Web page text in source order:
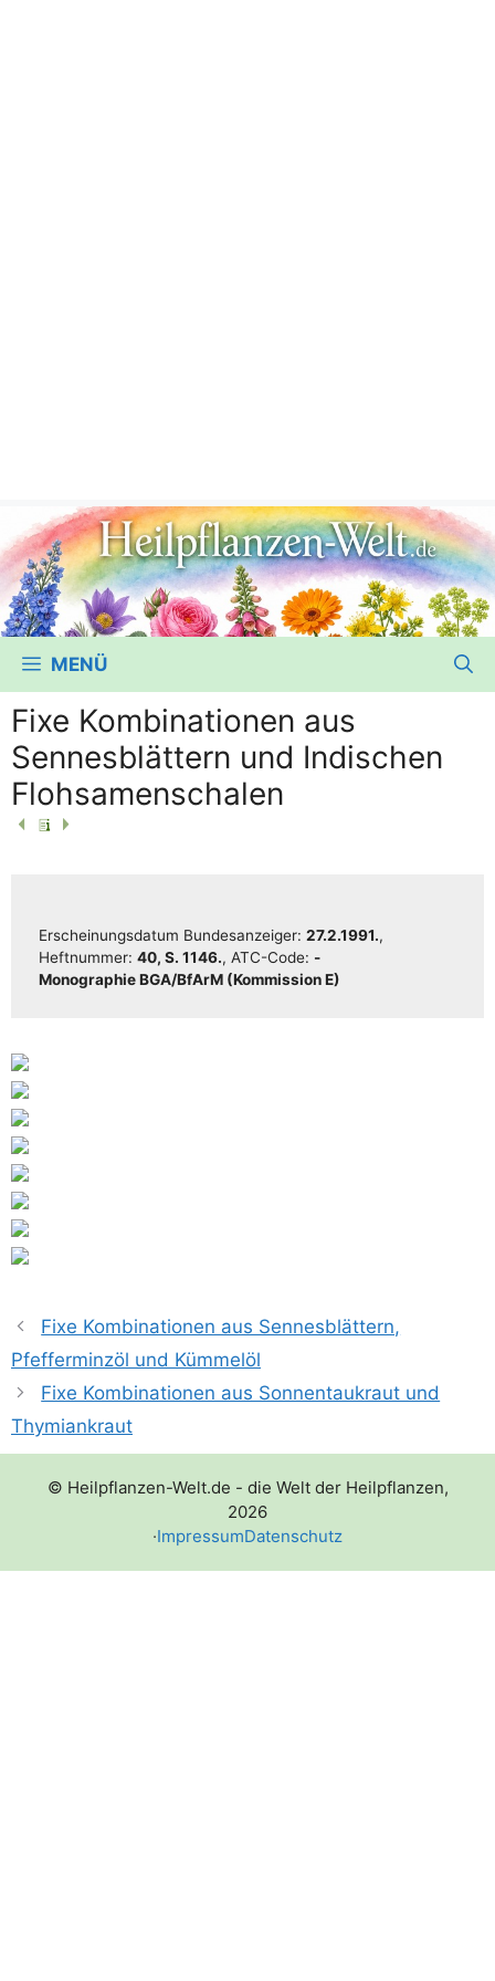
MENÜ
Fixe Kombinationen aus
Sennesblättern und Indischen
Flohsamenschalen
Erschei­nungs­da­tum Bun­des­an­zei­ger: 27.2.1991.,
Heft­num­mer: 40, S. 1146., ATC-Code: -
Mono­gra­phie BGA/​​BfArM (Kom­mis­si­on E)
Fixe Kombinationen aus Sennesblättern,
Pfefferminzöl und Kümmelöl
Fixe Kombinationen aus Sonnentaukraut und
Thymiankraut
© Heilpflanzen-Welt.de - die Welt der Heilpflanzen,
2026
·ImpressumDatenschutz